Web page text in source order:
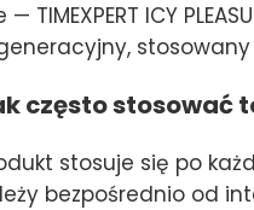
— TIMEXPERT ICY
stosowany
często stosować
stosuje się po
bezpośrednio od